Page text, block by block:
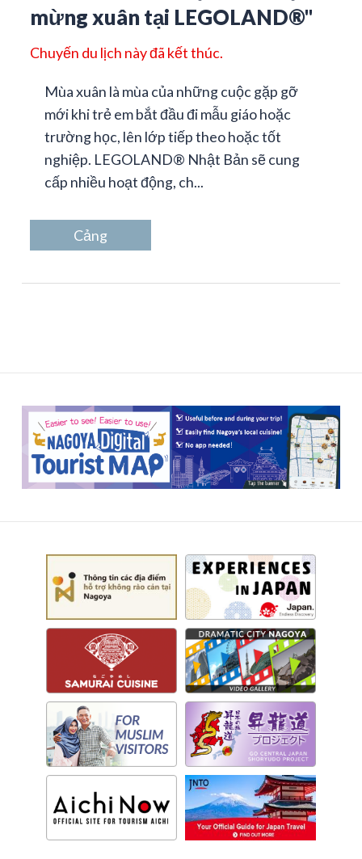
mừng xuân tại LEGOLAND®"
Chuyến du lịch này đã kết thúc.
Mùa xuân là mùa của những cuộc gặp gỡ
mới khi trẻ em bắt đầu đi mẫu giáo hoặc
trường học, lên lớp tiếp theo hoặc tốt
nghiệp. LEGOLAND® Nhật Bản sẽ cung
cấp nhiều hoạt động, ch...
Cảng